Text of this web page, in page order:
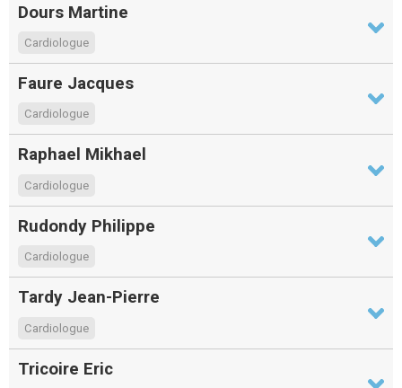
Dours Martine
Cardiologue
Faure Jacques
Cardiologue
Raphael Mikhael
Cardiologue
Rudondy Philippe
Cardiologue
Tardy Jean-Pierre
Cardiologue
Tricoire Eric